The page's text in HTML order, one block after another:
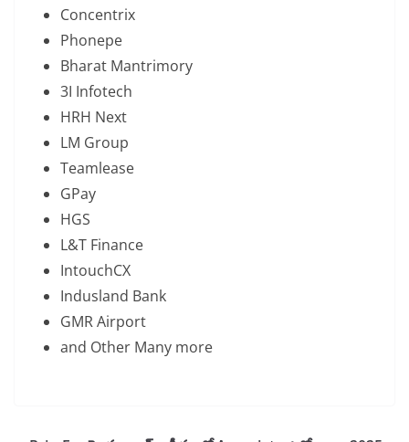
Concentrix
Phonepe
Bharat Mantrimory
3I Infotech
HRH Next
LM Group
Teamlease
GPay
HGS
L&T Finance
IntouchCX
Indusland Bank
GMR Airport
and Other Many more